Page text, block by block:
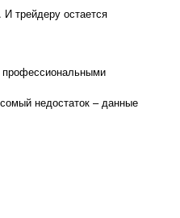
трейдеру остается
профессиональными
недостаток – данные